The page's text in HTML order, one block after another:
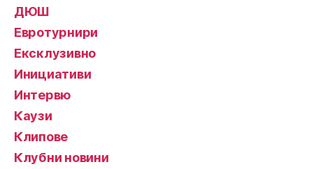
ДЮШ
Евротурнири
Ексклузивно
Инициативи
Интервю
Каузи
Клипове
Клубни новини